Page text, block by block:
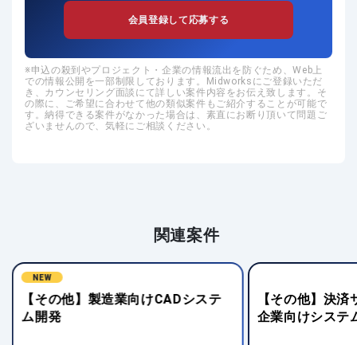
会員登録して応募する
申込の殺到やプロジェクト・企業の情報流出を防ぐため、Web上
での情報公開を一部制限しております。Midworksにご登録いただ
き、カウンセリング面談にて詳しい案件内容をお伝え致します。そ
の際に、ご希望に合わせて他の類似案件もご紹介することが可能で
す。納得できる案件がなかった場合は、素直にお断り頂いて問題ご
ざいませんので、気軽にご相談ください。
関連案件
【その他】決済サービスパートナー
企業向けシステム導入
【その他】基
ジ更改およびバ